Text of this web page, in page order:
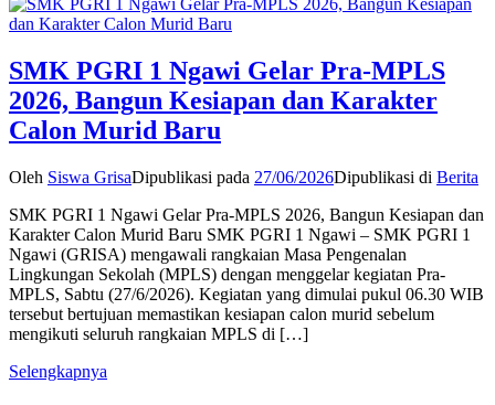
SMK PGRI 1 Ngawi Gelar Pra-MPLS
2026, Bangun Kesiapan dan Karakter
Calon Murid Baru
Oleh Siswa GrisaDipublikasi pada 27/06/2026Dipublikasi di Berita
SMK PGRI 1 Ngawi Gelar Pra-MPLS 2026, Bangun Kesiapan dan
Karakter Calon Murid Baru SMK PGRI 1 Ngawi – SMK PGRI 1
Ngawi (GRISA) mengawali rangkaian Masa Pengenalan
Lingkungan Sekolah (MPLS) dengan menggelar kegiatan Pra-
MPLS, Sabtu (27/6/2026). Kegiatan yang dimulai pukul 06.30 WIB
tersebut bertujuan memastikan kesiapan calon murid sebelum
mengikuti seluruh rangkaian MPLS di […]
Selengkapnya